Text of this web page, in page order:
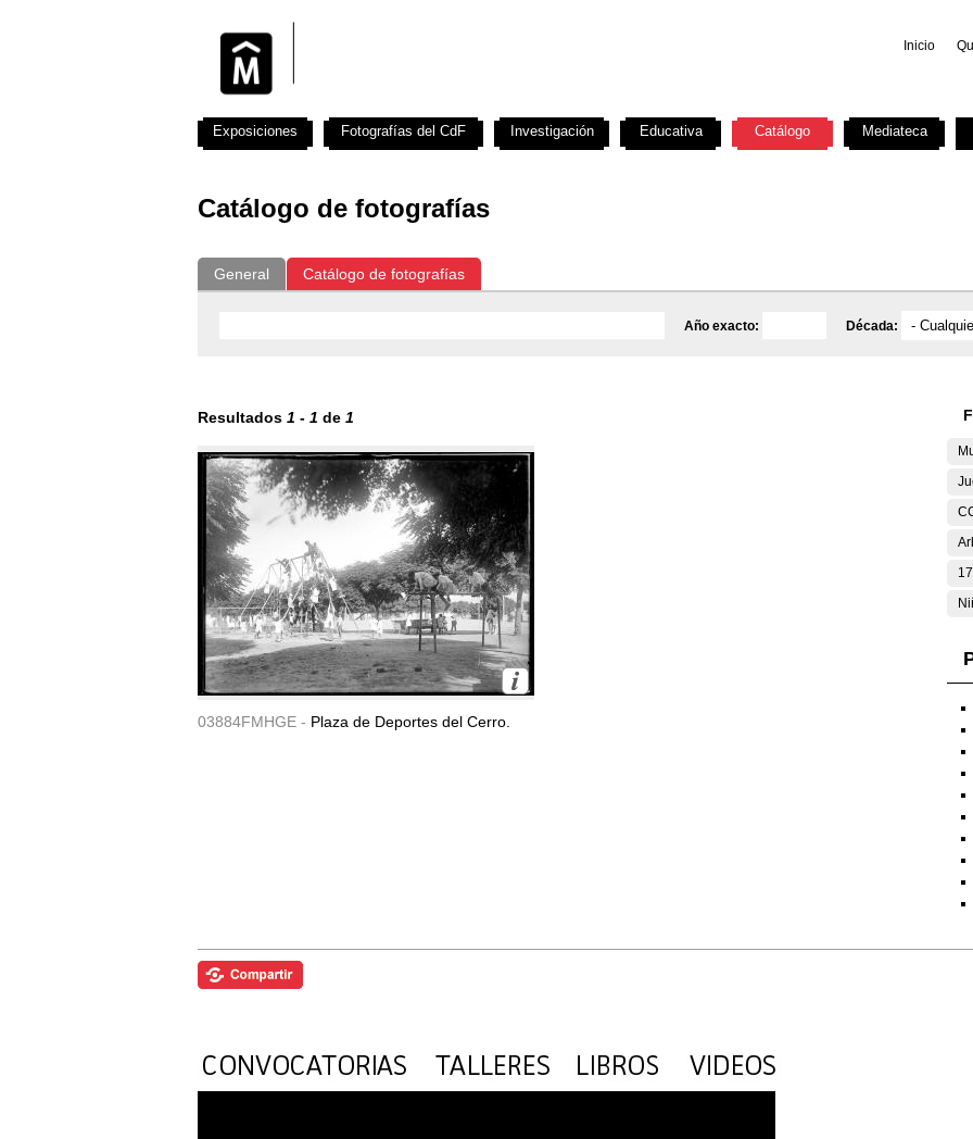
Inicio
Catálogo de fotografías
General Catálogo de fotografías
Año exacto: Década:
Resultados 1 - 1 de 1
03884FMHGE - Plaza de Deportes del Cerro.
17
Exposiciones Fotografías del CdF Investigación Educativa Catálogo Mediateca